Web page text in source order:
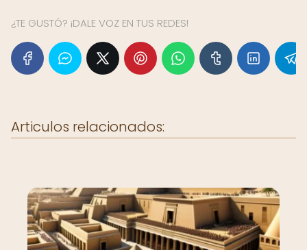
¿TE GUSTÓ? ¡DALE VOZ EN TUS REDES!
Articulos relacionados: